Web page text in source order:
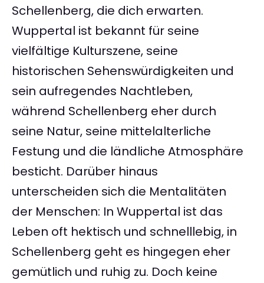
Schellenberg, die dich erwarten.
Wuppertal ist bekannt für seine
vielfältige Kulturszene, seine
historischen Sehenswürdigkeiten und
sein aufregendes Nachtleben,
während Schellenberg eher durch
seine Natur, seine mittelalterliche
Festung und die ländliche Atmosphäre
besticht. Darüber hinaus
unterscheiden sich die Mentalitäten
der Menschen: In Wuppertal ist das
Leben oft hektisch und schnelllebig, in
Schellenberg geht es hingegen eher
gemütlich und ruhig zu. Doch keine